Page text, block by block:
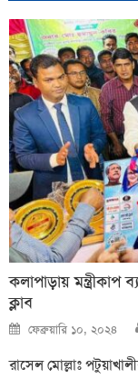
কলাপাড়ায় মন্ত্রীকাপ
ক্লাব
Posted
on
ফেব্রুয়ারি ১০, ২০২৪
রাসেল মোল্লাঃ